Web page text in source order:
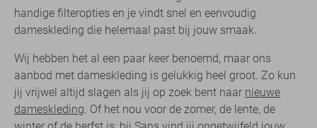
handige filteropties en je vindt snel en eenvoudig
dameskleding die helemaal past bij jouw smaak.
Wij hebben het al een paar keer benoemd, maar ons
aanbod met dameskleding is gelukkig heel groot. Zo kun
jij vrijwel altijd slagen als jij op zoek bent naar nieuwe
dameskleding. Of het nou voor de zomer, de lente, de